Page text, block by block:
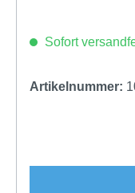
Sofort
Artikelnummer: